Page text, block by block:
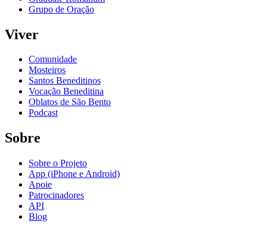
Grupo de Oração
Viver
Comunidade
Mosteiros
Santos Beneditinos
Vocação Beneditina
Oblatos de São Bento
Podcast
Sobre
Sobre o Projeto
App (iPhone e Android)
Apoie
Patrocinadores
API
Blog